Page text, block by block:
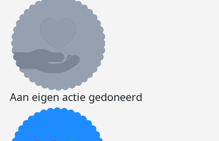
Aan eigen actie gedoneerd